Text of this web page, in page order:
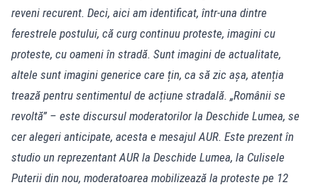
reveni recurent. Deci, aici am identificat, într-una dintre
ferestrele postului, că curg continuu proteste, imagini cu
proteste, cu oameni în stradă. Sunt imagini de actualitate,
altele sunt imagini generice care țin, ca să zic așa, atenția
trează pentru sentimentul de acțiune stradală. „Românii se
revoltă” – este discursul moderatorilor la Deschide Lumea, se
cer alegeri anticipate, acesta e mesajul AUR. Este prezent în
studio un reprezentant AUR la Deschide Lumea, la Culisele
Puterii din nou, moderatoarea mobilizează la proteste pe 12